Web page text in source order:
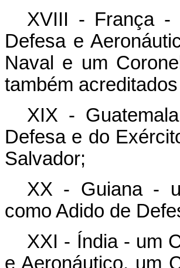
XVIII - França -
Defesa e
Naval e um
também
XIX -
Defesa e do
Salvador;
XX - Guiana -
como Adido de
XXI - Índia - um
e Aeronáutico, um